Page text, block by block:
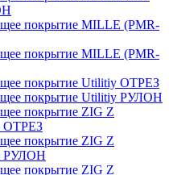
покрытие MILLE (PMR-
покрытие MILLE (PMR-
покрытие Utilitiy ОТРЕЗ
покрытие Utilitiy РУЛОН
покрытие ZIG Z
ОТРЕЗ
покрытие ZIG Z
РУЛОН
покрытие ZIG Z